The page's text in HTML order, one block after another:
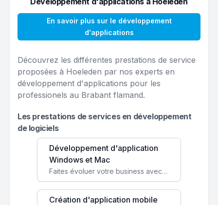
En savoir plus sur le développement
d'applications
Découvrez les différentes prestations de service
proposées à Hoeleden par nos experts en
développement d'applications pour les
professionels au Brabant flamand.
Les prestations de services en développement
de logiciels
Développement d'application
Windows et Mac
Faites évoluer votre business avec des solutions logicielles personnalisées, parfaitement adaptées à vos besoins spécifiques.
Création d'application mobile